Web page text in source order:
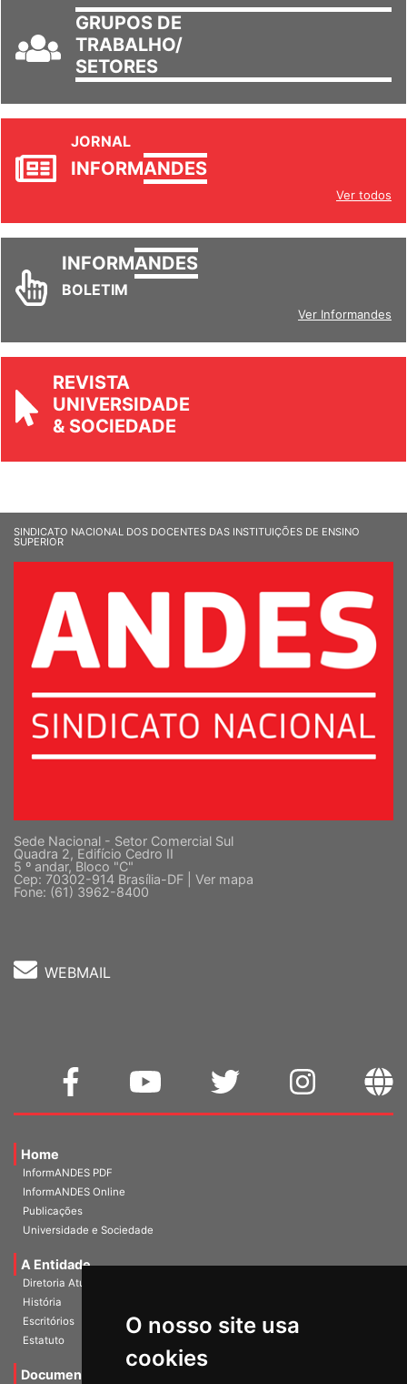
O nosso site usa
cookies
GRUPOS DE
TRABALHO/
SETORES
JORNAL
INFORMANDES
Ver todos
INFORMANDES
BOLETIM
Ver Informandes
REVISTA
UNIVERSIDADE
& SOCIEDADE
SINDICATO NACIONAL DOS DOCENTES DAS INSTITUIÇÕES DE ENSINO
SUPERIOR
Sede Nacional - Setor Comercial Sul
Quadra 2, Edifício Cedro II
5 º andar, Bloco "C"
Cep: 70302-914 Brasília-DF | Ver mapa
Fone: (61) 3962-8400
WEBMAIL
Home
InformANDES PDF
InformANDES Online
Publicações
Universidade e Sociedade
A Entidade
Diretoria Atual
História
Escritórios
Estatuto
Documentos